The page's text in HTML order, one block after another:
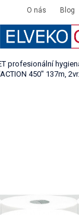
O nás Blog
profesionální
450" 137m,